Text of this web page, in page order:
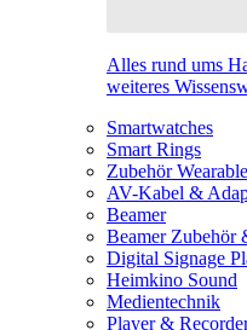
Alles rund ums
weiteres
Smartwatches
Smart Rings
Zubehör
AV-Kabel &
Beamer
Beamer Zubehör
Digital Signage
Heimkino Sound
Medientechnik
Player &